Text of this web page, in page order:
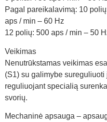
Pagal pareikalavimą: 10
aps / min – 60 Hz
12 polių: 500 aps / min – 50
Veikimas
Nenutrūkstamas veikimas
(S1) su galimybe
reguliuojant specialią
svorių.
Mechaninė apsauga –